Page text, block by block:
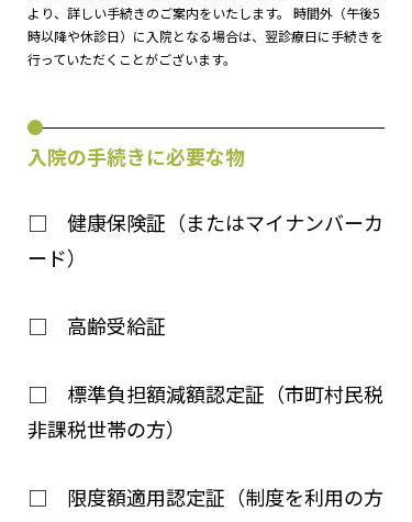
より、詳しい手続きのご案内をいたします。 時間外（午後5
時以降や休診日）に入院となる場合は、翌診療日に手続きを
行っていただくことがございます。
入院の手続きに必要な物
□ 健康保険証（またはマイナンバーカ
ード）
□ 高齢受給証
□ 標準負担額減額認定証（市町村民税
非課税世帯の方）
□ 限度額適用認定証（制度を利用の方